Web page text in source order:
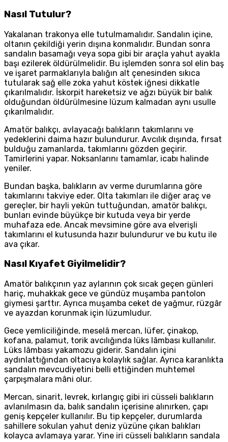
Nasıl Tutulur?
Yakalanan trakonya elle tutulmamalıdır. Sandalın içine,
oltanın çekildiği yerin dışına konmalıdır. Bundan sonra
sandalın basamağı veya sopa gibi bir araçla yahut ayakla
başı ezilerek öldürülmelidir. Bu işlemden sonra sol elin baş
ve işaret parmaklarıyla balığın alt çenesinden sıkıca
tutularak sağ elle zoka yahut köstek iğnesi dikkatle
çıkarılmalıdır. İskorpit hareketsiz ve ağzı büyük bir balık
olduğundan öldürülmesine lüzum kalmadan aynı usulle
çıkarılmalıdır.
Amatör balıkçı, avlayacağı balıkların takımlarını ve
yedeklerini daima hazır bulundurur. Avcılık dışında, fırsat
bulduğu zamanlarda, takımlarını gözden geçirir.
Tamirlerini yapar. Noksanlarını tamamlar, icabı halinde
yeniler.
Bundan başka, balıkların av verme durumlarına göre
takımlarını takviye eder. Olta takımları ile diğer araç ve
gereçler, bir hayli yekûn tuttuğundan, amatör balıkçı,
bunları evinde büyükçe bir kutuda veya bir yerde
muhafaza ede. Ancak mevsimine göre ava elverişli
takımlarını el kutusunda hazır bulundurur ve bu kutu ile
ava çıkar.
Nasıl Kıyafet Giyilmelidir?
Amatör balıkçının yaz aylarının çok sıcak geçen günleri
hariç, muhakkak gece ve gündüz muşamba pantolon
giymesi şarttır. Ayrıca muşamba ceket de yağmur, rüzgâr
ve ayazdan korunmak için lüzumludur.
Gece yemliciliğinde, meselâ mercan, lüfer, çinakop,
kofana, palamut, torik avcılığında lüks lâmbası kullanılır.
Lüks lâmbası yakamozu giderir. Sandalın içini
aydınlattığından oltacıya kolaylık sağlar. Ayrıca karanlıkta
sandalın mevcudiyetini belli ettiğinden muhtemel
çarpışmalara mâni olur.
Mercan, sinarit, levrek, kırlangıç gibi iri cüsseli balıkların
avlanılmasın da, balık sandalın içerisine alınırken, çapı
geniş kepçeler kullanılır. Bu tip kepçeler, durumlarda
sahillere sokulan yahut deniz yüzüne çıkan balıkları
kolayca avlamaya yarar. Yine iri cüsseli balıkların sandala